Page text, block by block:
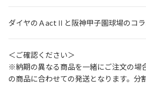
ダイヤのＡactⅡと阪神甲子園球場のコ
＜ご確認ください＞
※納期の異なる商品を一緒にご注文の場
の商品に合わせての発送となります。分